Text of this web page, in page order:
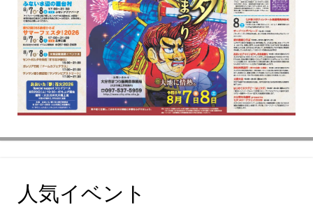
人気イベント